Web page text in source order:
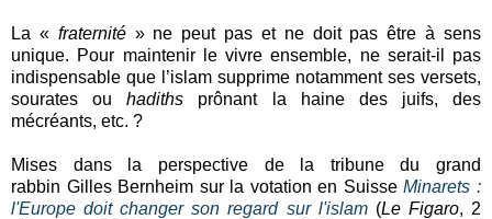
La « fraternité» ne peut pas et ne doit pas être à sens
unique. Pour maintenir le vivre ensemble, ne serait-il pas
indispensable que l’islam supprime notamment ses versets,
sourates ouhadiths prônant la haine des juifs, des
mécréants, etc. ?
Mises dans la perspective de la tribune du grand
rabbin Gilles Bernheim sur la votation en SuisseMinarets :
l'Europe doit changer son regard sur l'islam(Le Figaro, 2